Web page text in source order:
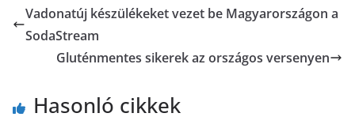
Vadonatúj készülékeket vezet be Magyarországon a
SodaStream
Gluténmentes sikerek az országos versenyen
Hasonló cikkek